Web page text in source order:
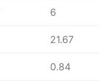
6
21.67
0.84